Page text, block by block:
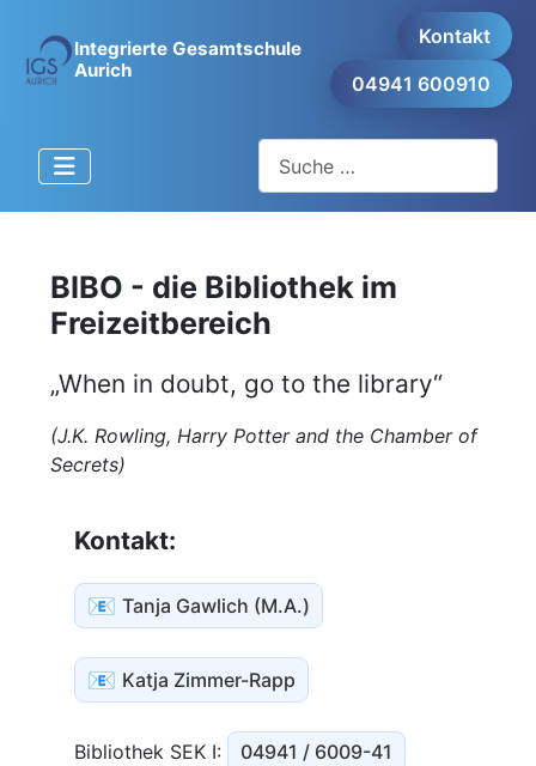
Integrierte Gesamtschule
Aurich
Kontakt
04941 600910
BIBO - die Bibliothek im
Freizeitbereich
„When in doubt, go to the library“
(J.K. Rowling, Harry Potter and the Chamber of
Secrets)
Kontakt:
📧 Tanja Gawlich (M.A.)
📧 Katja Zimmer-Rapp
Bibliothek SEK I: 04941 / 6009-41